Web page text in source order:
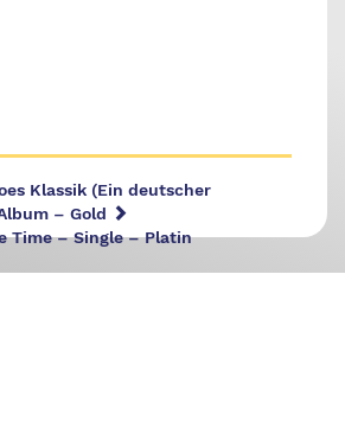
Klassik (Ein deutscher
– Gold
Time – Single – Platin